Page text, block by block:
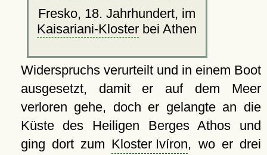
Fresko, 18. Jahrhundert, im
Kaisariani-Kloster bei Athen
Widerspruchs verurteilt und in einem Boot
ausgesetzt, damit er auf dem Meer
verloren gehe, doch er gelangte an die
Küste des Heiligen Berges Athos und
ging dort zum Kloster Ivíron, wo er drei